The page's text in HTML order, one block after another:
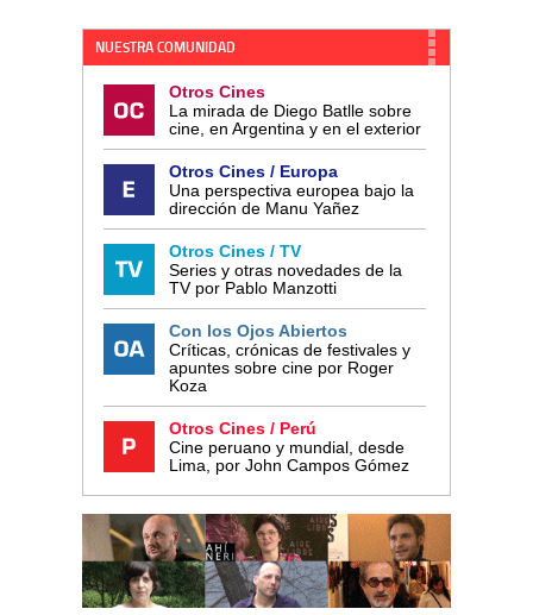
NUESTRA COMUNIDAD
Otros Cines
La mirada de Diego Batlle sobre
cine, en Argentina y en el exterior
Otros Cines / Europa
Una perspectiva europea bajo la
dirección de Manu Yañez
Otros Cines / TV
Series y otras novedades de la
TV por Pablo Manzotti
Con los Ojos Abiertos
Críticas, crónicas de festivales y
apuntes sobre cine por Roger
Koza
Otros Cines / Perú
Cine peruano y mundial, desde
Lima, por John Campos Gómez